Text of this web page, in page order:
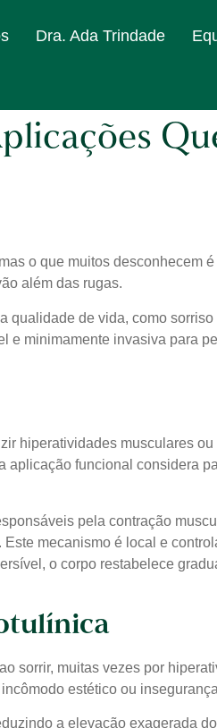
Dra. Ada Trindade
o que muitos desconhecem
além das rugas.
qualidade de vida, como
minimamente invasiva para
hiperatividades musculares
funcional considera
pela contração
mecanismo é local e
o corpo restabelece
sorrir, muitas vezes por
estético ou
a elevação exagerada